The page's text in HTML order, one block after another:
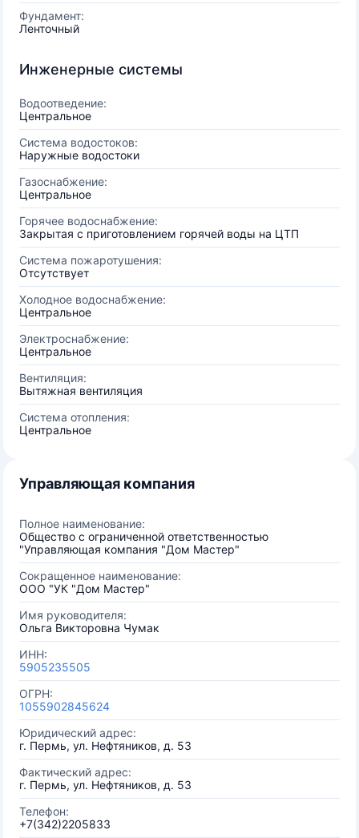
Фундамент:
Ленточный
Инженерные системы
Водоотведение:
Центральное
Система водостоков:
Наружные водостоки
Газоснабжение:
Центральное
Горячее водоснабжение:
Закрытая с приготовлением горячей воды на ЦТП
Система пожаротушения:
Отсутствует
Холодное водоснабжение:
Центральное
Электроснабжение:
Центральное
Вентиляция:
Вытяжная вентиляция
Система отопления:
Центральное
Управляющая компания
Полное наименование:
Общество с ограниченной ответственностью
"Управляющая компания "Дом Мастер"
Сокращенное наименование:
ООО "УК "Дом Мастер"
Имя руководителя:
Ольга Викторовна Чумак
ИНН:
5905235505
ОГРН:
1055902845624
Юридический адрес:
г. Пермь, ул. Нефтяников, д. 53
Фактический адрес:
г. Пермь, ул. Нефтяников, д. 53
Телефон:
+7(342)2205833